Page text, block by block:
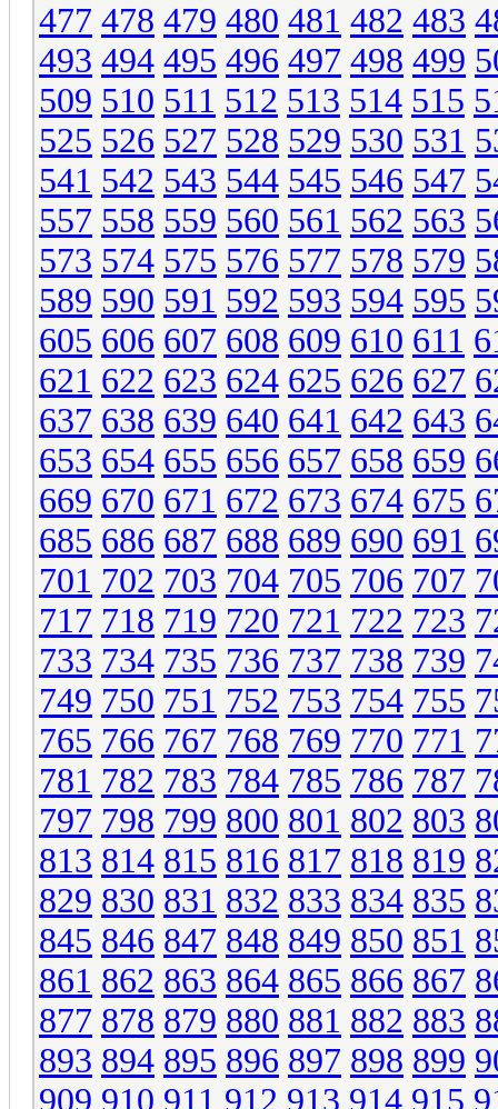
477 478 479 480 481 482 483
493 494 495 496 497 498 499
509 510 511 512 513 514 515
525 526 527 528 529 530 531
541 542 543 544 545 546 547
557 558 559 560 561 562 563
573 574 575 576 577 578 579
589 590 591 592 593 594 595
605 606 607 608 609 610 611
621 622 623 624 625 626 627
637 638 639 640 641 642 643
653 654 655 656 657 658 659
669 670 671 672 673 674 675
685 686 687 688 689 690 691
701 702 703 704 705 706 707
717 718 719 720 721 722 723
733 734 735 736 737 738 739
749 750 751 752 753 754 755
765 766 767 768 769 770 771
781 782 783 784 785 786 787
797 798 799 800 801 802 803
813 814 815 816 817 818 819
829 830 831 832 833 834 835
845 846 847 848 849 850 851
861 862 863 864 865 866 867
877 878 879 880 881 882 883
893 894 895 896 897 898 899
909 910 911 912 913 914 915